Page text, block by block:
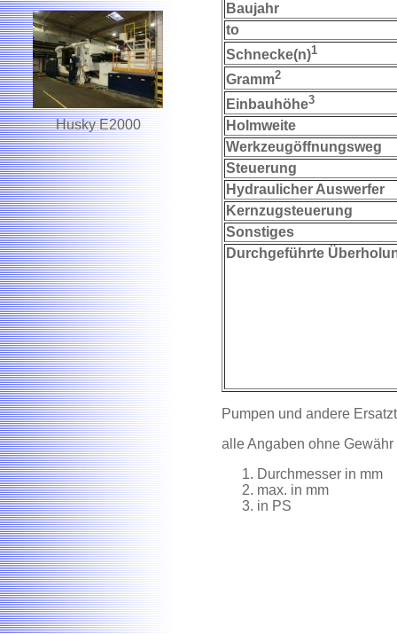
Baujahr
to
Schnecke(n)1
Gramm2
Einbauhöhe3
Holmweite
Werkzeugöffnungsweg
Steuerung
Hydraulicher Auswerfer
Kernzugsteuerung
Sonstiges
Durchgeführte
Pumpen und andere
alle Angaben ohne Gewähr
Durchmesser in mm
max. in mm
in PS
Husky E2000